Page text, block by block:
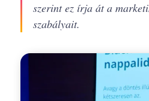
szerint ez írja át a
szabályait.